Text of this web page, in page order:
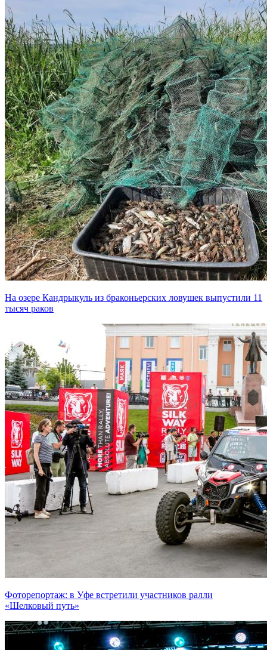
На озере Кандрыкуль из браконьерских ловушек выпустили 11
тысяч раков
Фоторепортаж: в Уфе встретили участников ралли
«Шелковый путь»